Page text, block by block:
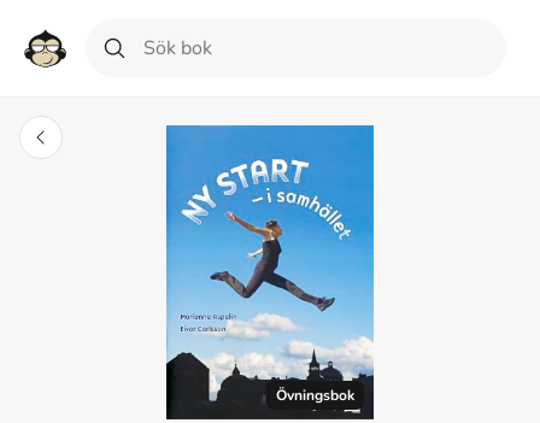
Övningsbok